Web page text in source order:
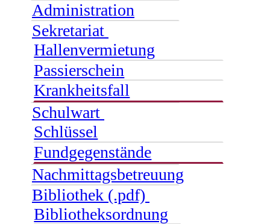
Administration
Sekretariat
Hallenvermietung
Passierschein
Krankheitsfall
Schulwart
Schlüssel
Fundgegenstände
Nachmittagsbetreuung
Bibliothek (.pdf)
Bibliotheksordnung